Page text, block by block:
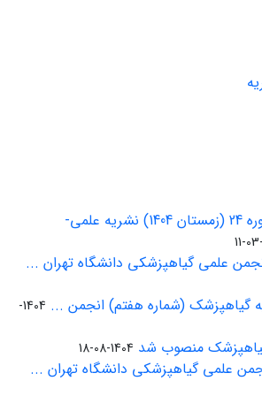
انتشار شماره هشتم دوره 24 (زمستان 1404) نشریه علمی-
علمی گیاهپزشکی دانشگاه تهران ...
1404-
منصوب شد 1404-08-18
علمی گیاهپزشکی دانشگاه تهران ...